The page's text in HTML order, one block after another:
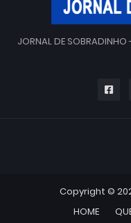
JORNAL DE
Copyright ©
HOME